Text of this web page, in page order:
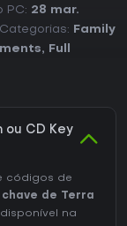
PC: 28 mar.
Family
,
Full
ou CD Key
códigos de
chave de Terra
na